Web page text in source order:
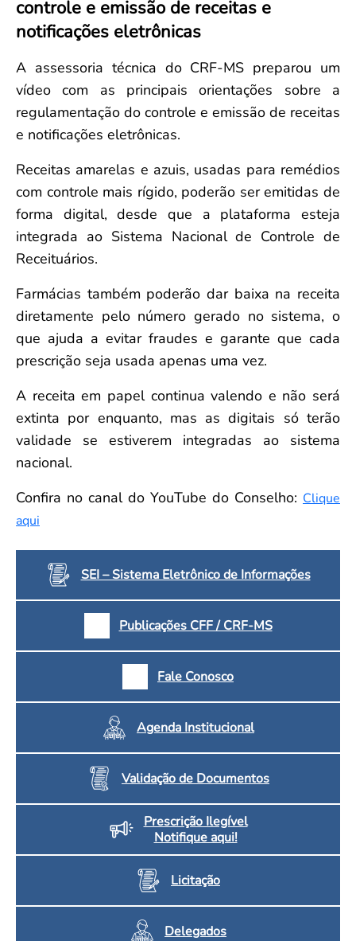
Convenção Coletiva 2025/2026 – Piso salarial Farmácias e Drogaria
Consulta de Farmacêuticos e Estabelecimentos Inscritos no CRF/MS
Saúde Pública e Indígena
Calendário Eleitoral
Candidatos
Votação
Dúvidas Frequentes
Eleições Anteriores
controle e emissão de receitas e
notificações eletrônicas
A assessoria técnica do CRF-MS preparou um
vídeo com as principais orientações sobre a
regulamentação do controle e emissão de receitas
e notificações eletrônicas.
Receitas amarelas e azuis, usadas para remédios
com controle mais rígido, poderão ser emitidas de
forma digital, desde que a plataforma esteja
integrada ao Sistema Nacional de Controle de
Receituários.
Farmácias também poderão dar baixa na receita
diretamente pelo número gerado no sistema, o
que ajuda a evitar fraudes e garante que cada
prescrição seja usada apenas uma vez.
A receita em papel continua valendo e não será
extinta por enquanto, mas as digitais só terão
validade se estiverem integradas ao sistema
nacional.
Confira no canal do YouTube do Conselho: Clique
aqui
SEI – Sistema Eletrônico de Informações
Publicações CFF / CRF-MS
Fale Conosco
Agenda Institucional
Validação de Documentos
Prescrição Ilegível
Notifique aqui!
Licitação
Delegados